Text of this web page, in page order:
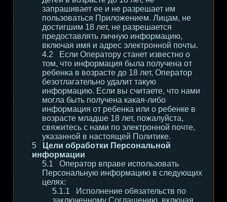
запрашивает ее и не разрешает им
пользоваться Приложением. Лицам, не
достигшим 18 лет, не разрешается
предоставлять личную информацию,
включая имя и адрес электронной почты.
Если Оператору станет известно о
том, что информация была получена от
ребенка в возрасте до 18 лет, Оператор
безотлагательно удалит такую
информацию. Если вы считаете, что нами
могла быть получена какая-либо
информация от ребенка или о ребенке в
возрасте младше 18 лет, пожалуйста,
свяжитесь с нами по электронной почте,
указанной в настоящей Политике.
Цели обработки Персональной
информации
Оператор вправе использовать
Персональную информацию в следующих
целях:
Исполнение обязательств по
заключенному Соглашению, включая